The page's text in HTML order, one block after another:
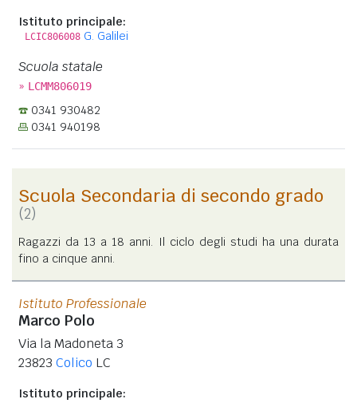
Istituto principale:
LCIC806008 G. Galilei
Scuola statale
» LCMM806019
0341 930482
0341 940198
Scuola Secondaria di secondo grado
(2)
Ragazzi da 13 a 18 anni. Il ciclo degli studi ha una durata
fino a cinque anni.
Istituto Professionale
Marco Polo
Via la Madoneta 3
23823 Colico LC
Istituto principale: